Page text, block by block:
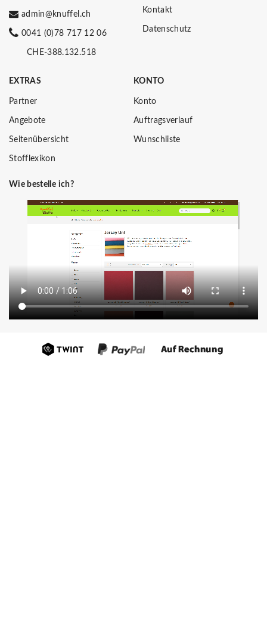
admin@knuffel.ch
0041 (0)78 717 12 06
CHE-388.132.518
Kontakt
Datenschutz
EXTRAS
Partner
Angebote
Seitenübersicht
Stofflexikon
KONTO
Konto
Auftragsverlauf
Wunschliste
Wie bestelle ich?